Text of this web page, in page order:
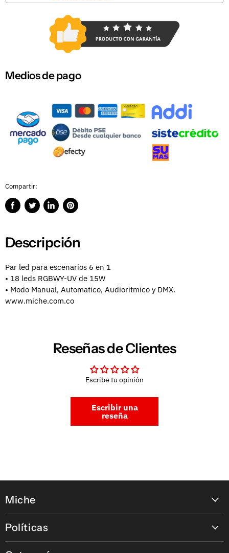
Medios de pago
Compartir:
CompartirPublicarCompartirGuardar
Descripción
Par led para escenarios 6 en 1
• 18 leds RGBWY-UV de 15W
• Modo Manual, Automatico, Audioritmico y DMX.
www.miche.com.co
Reseñas de Clientes
Escribe tu opinión
Escribir una
reseña
Miche
Nuestras tiendas
Nuestras Marcas
Políticas